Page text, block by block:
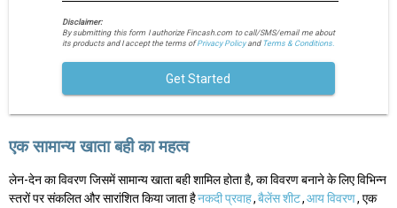
Disclaimer:
By submitting this form I authorize Fincash.com to call/SMS/email me about
its products and I accept the terms ofPrivacy Policyand Terms & Conditions.
Get Started
एक सामान्य खाता बही का महत्व
लेन-देन का विवरण जिसमें सामान्य खाता बही शामिल होता है, का विवरण बनाने के लिए विभिन्न
स्तरों पर संकलित और सारांशित किया जाता हैनकदी प्रवाह,बैलेंस शीट,आय विवरण, एक